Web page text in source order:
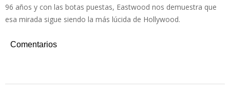
96 años y con las botas puestas, Eastwood nos demuestra que
esa mirada sigue siendo la más lúcida de Hollywood.
Comentarios